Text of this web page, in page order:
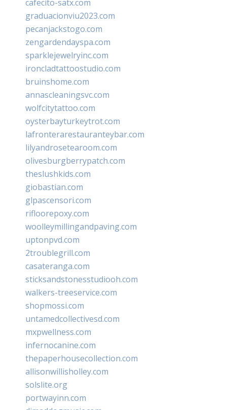
cafecito-satx.com
graduacionviu2023.com
pecanjackstogo.com
zengardendayspa.com
sparklejewelryinc.com
ironcladtattoostudio.com
bruinshome.com
annascleaningsvc.com
wolfcitytattoo.com
oysterbayturkeytrot.com
lafronterarestauranteybar.com
lilyandrosetearoom.com
olivesburgberrypatch.com
theslushkids.com
giobastian.com
glpascensori.com
rifloorepoxy.com
woolleymillingandpaving.com
uptonpvd.com
2troublegrill.com
casateranga.com
sticksandstonesstudiooh.com
walkers-treeservice.com
shopmossi.com
untamedcollectivesd.com
mxpwellness.com
infernocanine.com
thepaperhousecollection.com
allisonwillisholley.com
solslite.org
portwayinn.com